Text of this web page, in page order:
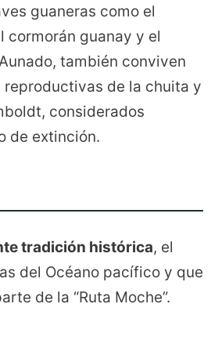
guaneras como el
cormorán guanay y el
también conviven
reproductivas de la chuita y
considerados
de extinción.
tradición histórica, el
del Océano pacífico y que
de la “Ruta Moche”.